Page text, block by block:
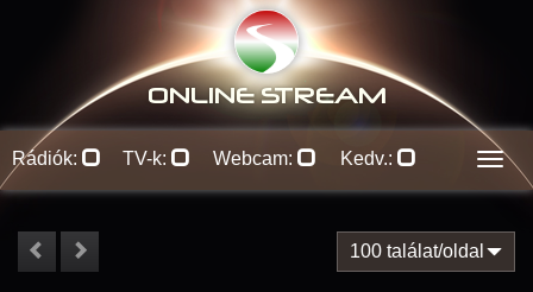
ONLINE STREAM
Rádiók: TV-k: Webcam: Kedv.:
100 találat/oldal